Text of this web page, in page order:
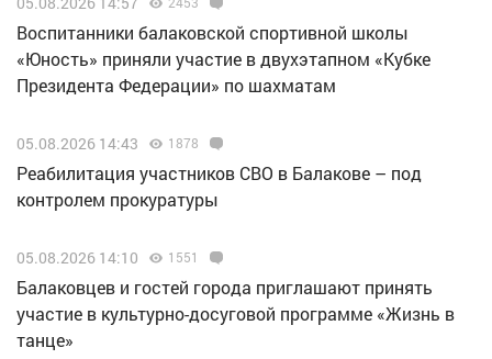
Воспитанники балаковской спортивной школы
«Юность» приняли участие в двухэтапном «Кубке
Президента Федерации» по шахматам
05.08.2026 14:43 1878
Реабилитация участников СВО в Балакове – под
контролем прокуратуры
05.08.2026 14:10 1551
Балаковцев и гостей города приглашают принять
участие в культурно-досуговой программе «Жизнь в
танце»